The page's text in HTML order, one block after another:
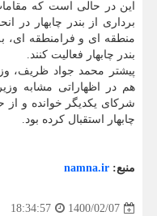
این در حالی است که مقامات
برداری از بندر چابهار
منطقه ای و فرامنطقه ای،
بندر چابهار فعالیت کنند.
پیشتر محمد جواد ظریف،
هم در اظهاراتی مشابه
شرکای یکدیگر خوانده و از
چابهار استقبال کرده بود.
منبع: namna.ir
1400/02/07
18:34:57